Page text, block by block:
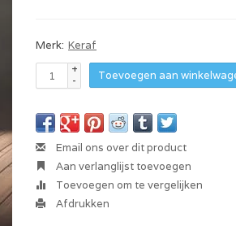
Merk: Keraf
+
-
Toevoegen aan
Email ons over dit product
Aan verlanglijst toevoegen
Toevoegen om te vergelijken
Afdrukken